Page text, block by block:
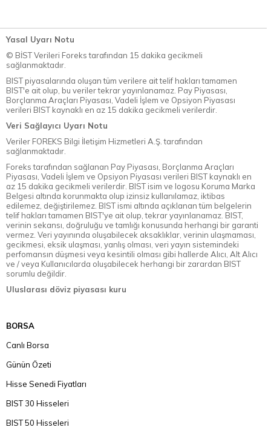
Yasal Uyarı Notu
© BİST Verileri Foreks tarafından 15 dakika gecikmeli
sağlanmaktadır.
BIST piyasalarında oluşan tüm verilere ait telif hakları tamamen
BIST'e ait olup, bu veriler tekrar yayınlanamaz. Pay Piyasası,
Borçlanma Araçları Piyasası, Vadeli İşlem ve Opsiyon Piyasası
verileri BIST kaynaklı en az 15 dakika gecikmeli verilerdir.
Veri Sağlayıcı Uyarı Notu
Veriler FOREKS Bilgi İletişim Hizmetleri A.Ş. tarafından
sağlanmaktadır.
Foreks tarafından sağlanan Pay Piyasası, Borçlanma Araçları
Piyasası, Vadeli İşlem ve Opsiyon Piyasası verileri BIST kaynaklı en
az 15 dakika gecikmeli verilerdir. BIST isim ve logosu Koruma Marka
Belgesi altında korunmakta olup izinsiz kullanılamaz, iktibas
edilemez, değiştirilemez. BIST ismi altında açıklanan tüm belgelerin
telif hakları tamamen BIST'ye ait olup, tekrar yayınlanamaz. BIST,
verinin sekansı, doğruluğu ve tamlığı konusunda herhangi bir garanti
vermez. Veri yayınında oluşabilecek aksaklıklar, verinin ulaşmaması,
gecikmesi, eksik ulaşması, yanlış olması, veri yayın sistemindeki
perfomansın düşmesi veya kesintili olması gibi hallerde Alıcı, Alt Alıcı
ve / veya Kullanıcılarda oluşabilecek herhangi bir zarardan BIST
sorumlu değildir.
Uluslarası döviz piyasası kuru
BORSA
Canlı Borsa
Günün Özeti
Hisse Senedi Fiyatları
BIST 30 Hisseleri
BIST 50 Hisseleri